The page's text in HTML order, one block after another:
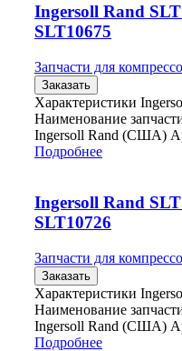
Ingersoll Rand
SLT10675
Запчасти для
Заказать
Характеристики
Наименование
Ingersoll Rand (США)
Подробнее
Ingersoll Rand
SLT10726
Запчасти для
Заказать
Характеристики
Наименование
Ingersoll Rand (США)
Подробнее